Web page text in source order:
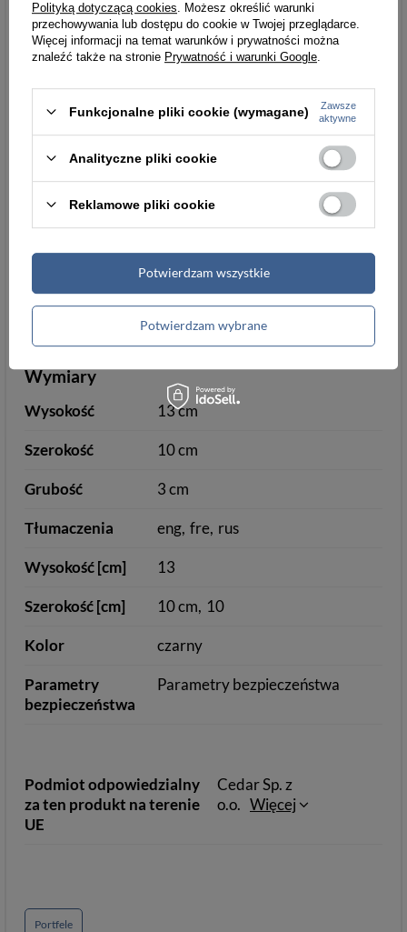
Ochrona RFID tak
Informacje dodatkowe
Pudełko tak tak
Dowód
rejestracyjny
mieści
Cechy
kieszeń na suwak
kieszeń na suwak
kieszeń na suwak
Wymiary
Wysokość 13 cm
Szerokość 10 cm
Grubość 3 cm
Tłumaczenia eng fre rus
Wysokość [cm] 13
Szerokość [cm] 10 cm 10
Kolor czarny
Parametry
bezpieczeństwa
Parametry bezpieczeństwa
Podmiot odpowiedzialny
za ten produkt na terenie
UE
Cedar Sp. z
o.o. Więcej
Portfele
Polityką dotyczącą cookies . Możesz określić warunki
przechowywania lub dostępu do cookie w Twojej przeglądarce.
Więcej informacji na temat warunków i prywatności można
znaleźć także na stronie Prywatność i warunki Google
Funkcjonalne pliki cookie (wymagane)
Zawsze
aktywne
Analityczne pliki cookie
Reklamowe pliki cookie
Potwierdzam wybrane
Potwierdzam wszystkie